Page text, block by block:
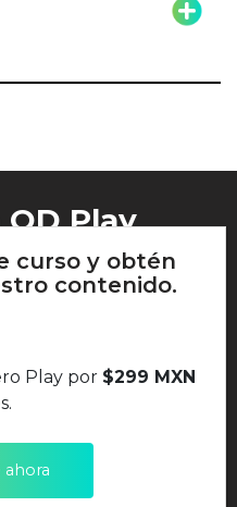
curso y obtén
contenido.
Play por $299 MXN
ahora
Play